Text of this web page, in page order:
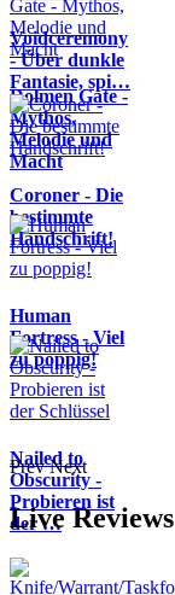
Voidceremony
- Über dunkle
Fantasie, spi…
Dolmen Gate -
Mythos,
Melodie und
Macht
Coroner - Die
bestimmte
Handschrift!
Human
Fortress - Viel
zu poppig!
Nailed to
Obscurity -
Probieren ist
der …
Prev Next
Live Reviews